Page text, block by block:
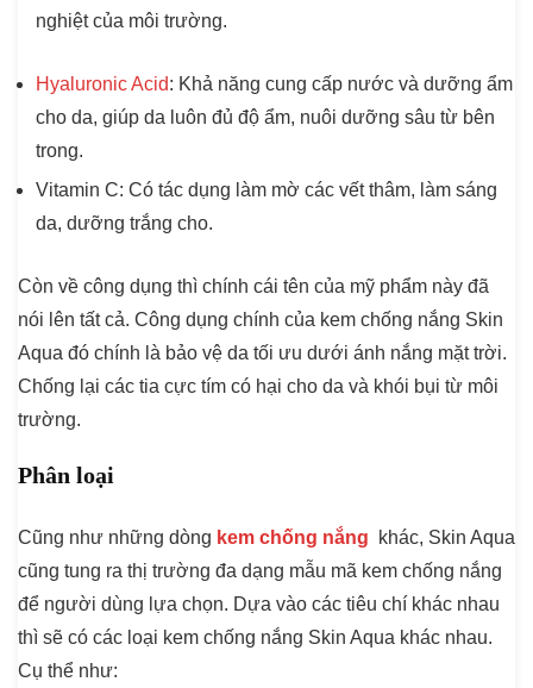
nghiệt của môi trường.
Hyaluronic Acid: Khả năng cung cấp nước và dưỡng ẩm
cho da, giúp da luôn đủ độ ẩm, nuôi dưỡng sâu từ bên
trong.
Vitamin C: Có tác dụng làm mờ các vết thâm, làm sáng
da, dưỡng trắng cho.
Còn về công dụng thì chính cái tên của mỹ phẩm này đã
nói lên tất cả. Công dụng chính của kem chống nắng Skin
Aqua đó chính là bảo vệ da tối ưu dưới ánh nắng mặt trời.
Chống lại các tia cực tím có hại cho da và khói bụi từ môi
trường.
Phân loại
Cũng như những dòng kem chống nắng
khác, Skin Aqua
cũng tung ra thị trường đa dạng mẫu mã kem chống nắng
để người dùng lựa chọn. Dựa vào các tiêu chí khác nhau
thì sẽ có các loại kem chống nắng Skin Aqua khác nhau.
Cụ thể như: